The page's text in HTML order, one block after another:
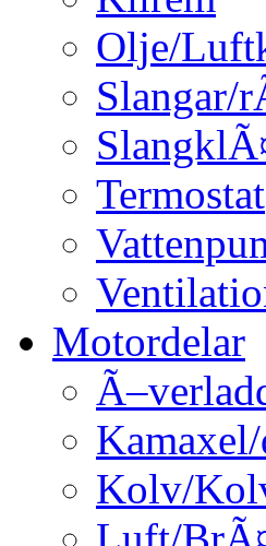
Olje/
Slangar/
Termostat
Motordelar
Kolv/